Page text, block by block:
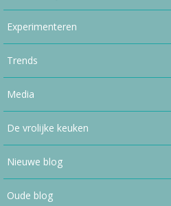
Experimenteren
Trends
Media
De vrolijke keuken
Nieuwe blog
Oude blog